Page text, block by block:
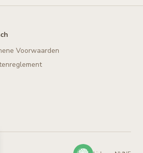
Voorwaarden